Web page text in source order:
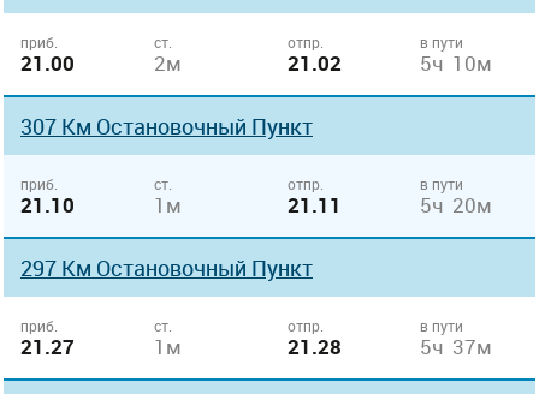
приб.
21.00
ст.
2м
отпр.
21.02
в пути
5ч 10м
307 Км Остановочный Пункт
приб.
21.10
ст.
1м
отпр.
21.11
в пути
5ч 20м
297 Км Остановочный Пункт
приб.
21.27
ст.
1м
отпр.
21.28
в пути
5ч 37м